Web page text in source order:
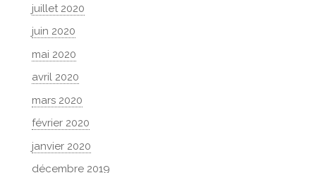
juillet 2020
juin 2020
mai 2020
avril 2020
mars 2020
février 2020
janvier 2020
décembre 2019